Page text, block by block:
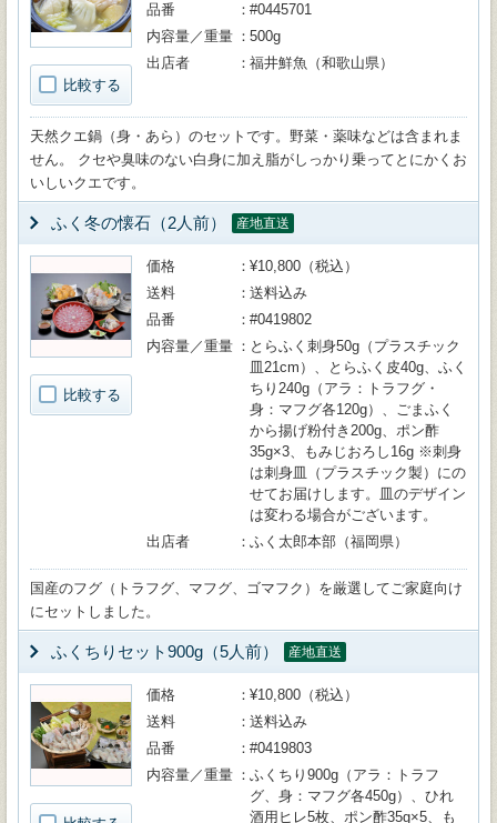
比較する
品番
#0445701
内容量／重量
500g
出店者
福井鮮魚（和歌山県）
天然クエ鍋（身・あら）のセットです。野菜・薬味などは含まれま
せん。 クセや臭味のない白身に加え脂がしっかり乗ってとにかくお
いしいクエです。
ふく冬の懐石（2人前） 産地直送
比較する
価格
¥10,800（税込）
送料
送料込み
品番
#0419802
内容量／重量
とらふく刺身50g（プラスチック
皿21cm）、とらふく皮40g、ふく
ちり240g（アラ：トラフグ・
身：マフグ各120g）、ごまふく
から揚げ粉付き200g、ポン酢
35g×3、もみじおろし16g ※刺身
は刺身皿（プラスチック製）にの
せてお届けします。皿のデザイン
は変わる場合がございます。
出店者
ふく太郎本部（福岡県）
国産のフグ（トラフグ、マフグ、ゴマフク）を厳選してご家庭向け
にセットしました。
ふくちりセット900g（5人前） 産地直送
価格
¥10,800（税込）
送料
送料込み
品番
#0419803
内容量／重量
ふくちり900g（アラ：トラフ
グ、身：マフグ各450g）、ひれ
酒用ヒレ5枚、ポン酢35g×5、も